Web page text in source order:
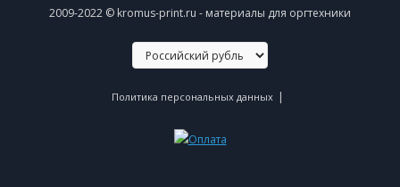
2009-2022 © kromus-print.ru - материалы для оргтехники
Политика персональных данных |